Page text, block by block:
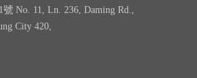
No. 11, Ln. 236, Daming Rd.,
City 420,